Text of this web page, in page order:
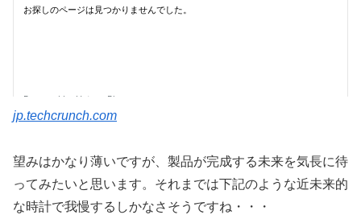
jp.techcrunch.com
望みはかなり薄いですが、製品が完成する未来を気長に待
ってみたいと思います。それまでは下記のような近未来的
な時計で我慢するしかなさそうですね・・・